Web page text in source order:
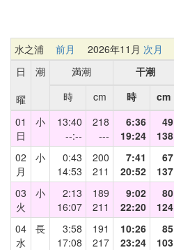
水之浦 前月 2026年11月 次月
日
曜
潮 満潮 干潮
時
cm 時
cm
01
日
小
13:40
--:--
218
---
6:36
19:24
49
138
02
月
小
0:43
14:53
200
211
7:41
20:52
67
137
03
火
小
2:13
16:07
189
211
9:02
22:20
80
124
04
水
長
3:58
17:08
191
217
10:26
23:24
85
103